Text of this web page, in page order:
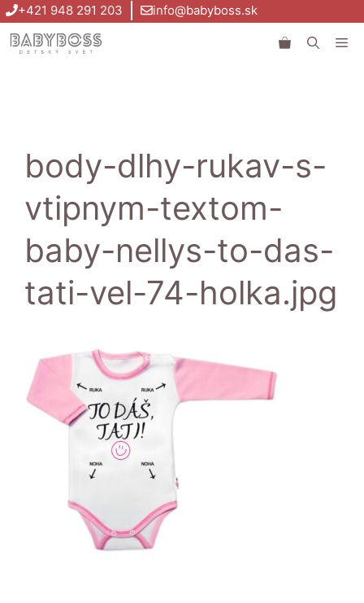
Preskočiť
na
obsah
+421 948 291 203 info@babyboss.sk
body-dlhy-rukav-s-
vtipnym-textom-
baby-nellys-to-das-
tati-vel-74-holka.jpg